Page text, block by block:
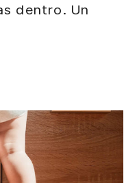
dentro. Un